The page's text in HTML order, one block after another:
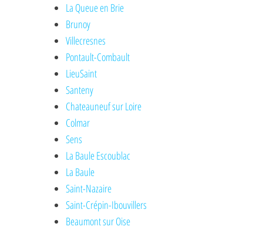
La Queue en Brie
Brunoy
Villecresnes
Pontault-Combault
LieuSaint
Santeny
Chateauneuf sur Loire
Colmar
Sens
La Baule Escoublac
La Baule
Saint-Nazaire
Saint-Crépin-Ibouvillers
Beaumont sur Oise